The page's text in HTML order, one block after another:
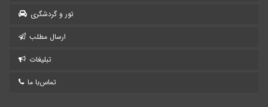
تور و گردشگری
ارسال مطلب
تبلیغات
تماس‌با ما